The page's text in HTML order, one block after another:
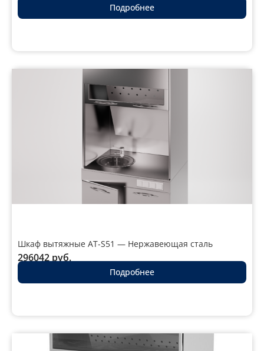
Подробнее
Шкаф вытяжные AT-S51 — Нержавеющая сталь
296042 руб.
Подробнее